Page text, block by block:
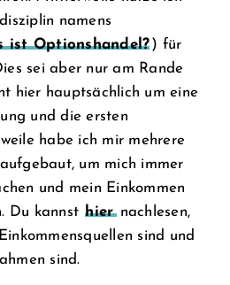
namens
ist Optionshandel? ) für
sei aber nur am Rande
hier hauptsächlich um eine
und die ersten
habe ich mir mehrere
um mich immer
und mein Einkommen
Du kannst hiernachlesen,
sind und
sind.